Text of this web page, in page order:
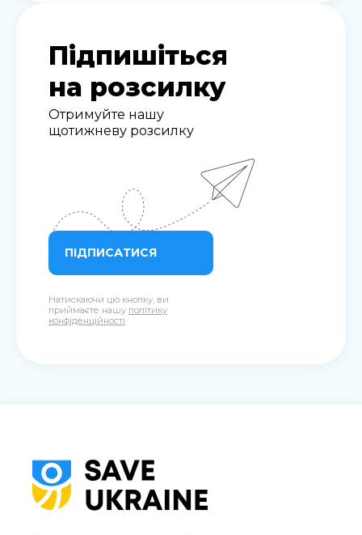
Підпишіться
на розсилку
Отримуйте нашу
щотижневу розсилку
ПІДПИСАТИСЯ
Натискаючи цю кнопку, ви
приймаєте нашу політику
конфіденційності